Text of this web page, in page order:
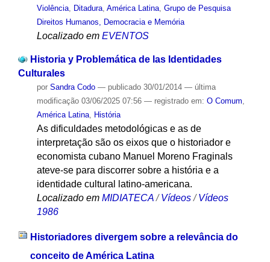
Violência, Ditadura, América Latina, Grupo de Pesquisa
Direitos Humanos, Democracia e Memória
Localizado em EVENTOS
Historia y Problemática de las Identidades
Culturales
por Sandra Codo — publicado30/01/2014 — última
modificação03/06/2025 07:56 — registrado em: O Comum
América Latina, História
As dificuldades metodológicas e as de
interpretação são os eixos que o historiador e
economista cubano Manuel Moreno Fraginals
ateve-se para discorrer sobre a história e a
identidade cultural latino-americana.
Localizado em MIDIATECA /Vídeos /Vídeos
1986
Historiadores divergem sobre a relevância do
conceito de América Latina